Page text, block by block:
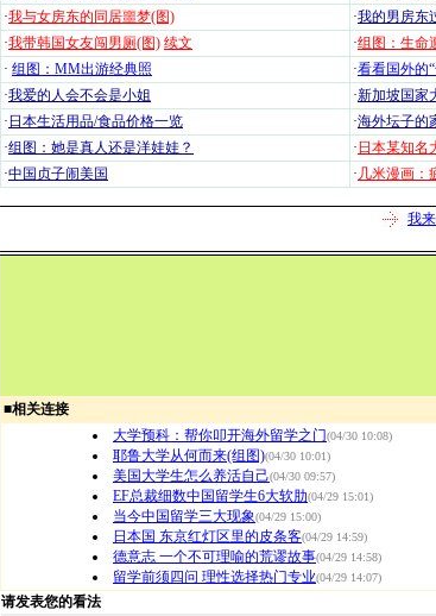
·我与女房东的同居噩梦(图) ·我的男房东
·我带韩国女友闯男厕(图) 续文 ·组图：生命
· 组图：MM出游经典照 ·看看国外的
·我爱的人会不会是小姐 ·新加坡国家
· 日本生活用品/食品价格一览 ·海外坛子的
·组图：她是真人还是洋娃娃？ · 日本某知名
·中国贞子闹美国 · 几米漫画：
我
■相关连接
大学预科：帮你叩开海外留学之门(04/30 10:08)
耶鲁大学从何而来(组图)(04/30 10:01)
美国大学生怎么养活自己(04/30 09:57)
EF总裁细数中国留学生6大软肋(04/29 15:01)
当今中国留学三大现象(04/29 15:00)
日本国 东京红灯区里的皮条客(04/29 14:59)
德意志 一个不可理喻的荒谬故事(04/29 14:58)
留学前须四问 理性选择热门专业(04/29 14:07)
请发表您的看法